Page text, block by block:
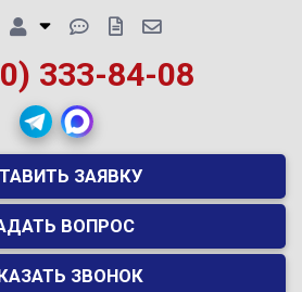
333-84-08
ЗАЯВКУ
ВОПРОС
ЗВОНОК